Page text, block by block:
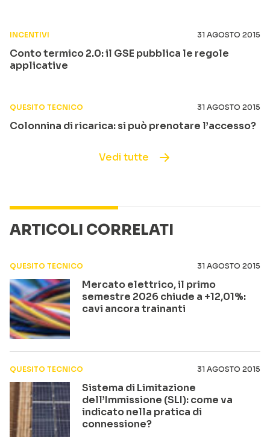
INCENTIVI 31 AGOSTO 2015
Conto termico 2.0: il GSE pubblica le regole
applicative
QUESITO TECNICO 31 AGOSTO 2015
Colonnina di ricarica: si può prenotare l’accesso?
Vedi tutte
ARTICOLI CORRELATI
QUESITO TECNICO 31 AGOSTO 2015
Mercato elettrico, il primo
semestre 2026 chiude a +12,01%:
cavi ancora trainanti
QUESITO TECNICO 31 AGOSTO 2015
Sistema di Limitazione
dell’Immissione (SLI): come va
indicato nella pratica di
connessione?